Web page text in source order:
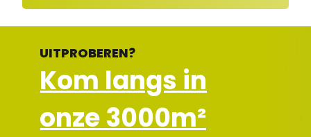
UITPROBEREN?
Kom langs in
onze 3000m²